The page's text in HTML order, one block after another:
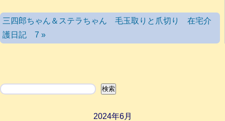
三四郎ちゃん＆ステラちゃん 毛玉取りと爪切り 在宅介
護日記 7 »
検索 検索
2024年6月